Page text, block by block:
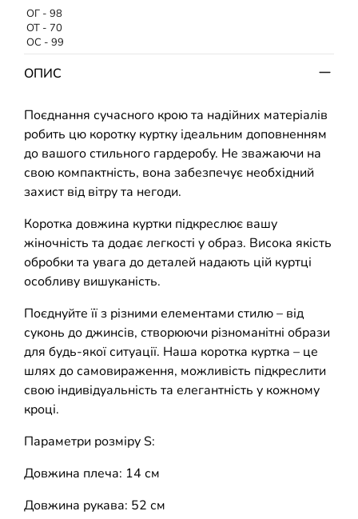
ОГ - 98
ОТ - 70
ОС - 99
ОПИС
Поєднання сучасного крою та надійних матеріалів
робить цю коротку куртку ідеальним доповненням
до вашого стильного гардеробу. Не зважаючи на
свою компактність, вона забезпечує необхідний
захист від вітру та негоди.
Коротка довжина куртки підкреслює вашу
жіночність та додає легкості у образ. Висока якість
обробки та увага до деталей надають цій куртці
особливу вишуканість.
Поєднуйте її з різними елементами стилю – від
суконь до джинсів, створюючи різноманітні образи
для будь-якої ситуації. Наша коротка куртка – це
шлях до самовираження, можливість підкреслити
свою індивідуальність та елегантність у кожному
кроці.
Параметри розміру S:
Довжина плеча: 14 см
Довжина рукава: 52 см